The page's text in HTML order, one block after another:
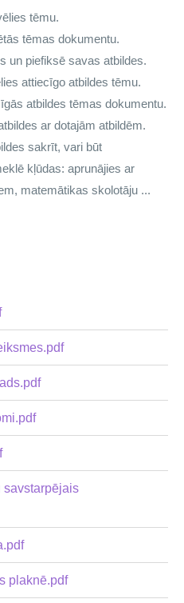
tēmu.
tēmas dokumentu.
un piefiksē savas atbildes.
attiecīgo atbildes tēmu.
atbildes tēmas dokumentu.
ar dotajām atbildēm.
sakrīt, vari būt
kļūdas: aprunājies ar
matemātikas skolotāju ...
plaknē.pdf